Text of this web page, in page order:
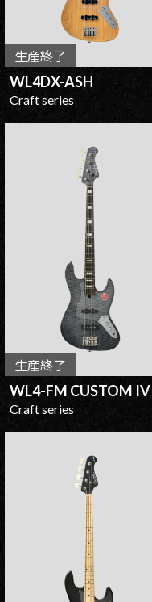
生産終了
WL4DX-ASH
Craft series
生産終了
WL4-FM CUSTOM IV
Craft series